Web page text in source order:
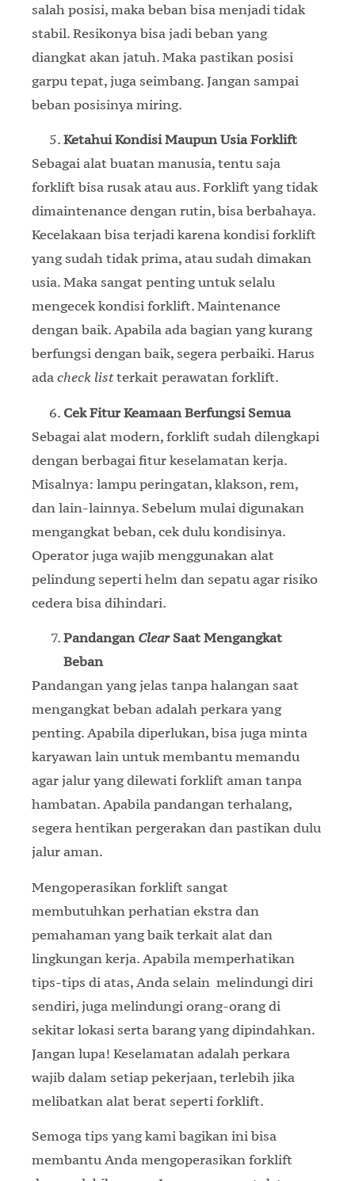
salah posisi, maka beban bisa menjadi tidak
stabil. Resikonya bisa jadi beban yang
diangkat akan jatuh. Maka pastikan posisi
garpu tepat, juga seimbang. Jangan sampai
beban posisinya miring.
Ketahui Kondisi Maupun Usia Forklift
Sebagai alat buatan manusia, tentu saja
forklift bisa rusak atau aus. Forklift yang tidak
dimaintenance dengan rutin, bisa berbahaya.
Kecelakaan bisa terjadi karena kondisi forklift
yang sudah tidak prima, atau sudah dimakan
usia. Maka sangat penting untuk selalu
mengecek kondisi forklift. Maintenance
dengan baik. Apabila ada bagian yang kurang
berfungsi dengan baik, segera perbaiki. Harus
adacheck listterkait perawatan forklift.
Cek Fitur Keamaan Berfungsi Semua
Sebagai alat modern, forklift sudah dilengkapi
dengan berbagai fitur keselamatan kerja.
Misalnya: lampu peringatan, klakson, rem,
dan lain-lainnya. Sebelum mulai digunakan
mengangkat beban, cek dulu kondisinya.
Operator juga wajib menggunakan alat
pelindung seperti helm dan sepatu agar risiko
cedera bisa dihindari.
Pandangan ClearSaat Mengangkat
Beban
Pandangan yang jelas tanpa halangan saat
mengangkat beban adalah perkara yang
penting. Apabila diperlukan, bisa juga minta
karyawan lain untuk membantu memandu
agar jalur yang dilewati forklift aman tanpa
hambatan. Apabila pandangan terhalang,
segera hentikan pergerakan dan pastikan dulu
jalur aman.
Mengoperasikan forklift sangat
membutuhkan perhatian ekstra dan
pemahaman yang baik terkait alat dan
lingkungan kerja. Apabila memperhatikan
tips-tips di atas, Anda selain melindungi diri
sendiri, juga melindungi orang-orang di
sekitar lokasi serta barang yang dipindahkan.
Jangan lupa! Keselamatan adalah perkara
wajib dalam setiap pekerjaan, terlebih jika
melibatkan alat berat seperti forklift.
Semoga tips yang kami bagikan ini bisa
membantu Anda mengoperasikan forklift